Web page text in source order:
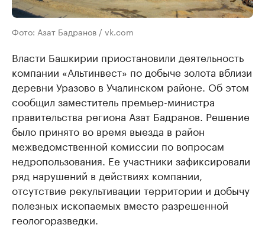
Фото: Азат Бадранов / vk.com
Власти Башкирии приостановили деятельность
компании «Альтинвест» по добыче золота вблизи
деревни Уразово в Учалинском районе. Об этом
сообщил заместитель премьер-министра
правительства региона Азат Бадранов. Решение
было принято во время выезда в район
межведомственной комиссии по вопросам
недропользования. Ее участники зафиксировали
ряд нарушений в действиях компании,
отсутствие рекультивации территории и добычу
полезных ископаемых вместо разрешенной
геологоразведки.